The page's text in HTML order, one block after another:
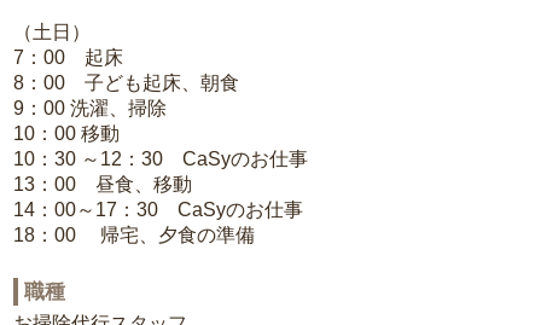
（土日）
7：00 起床
8：00 子ども起床、朝食
9：00 洗濯、掃除
10：00 移動
10：30 ～12：30 CaSyのお仕事
13：00 昼食、移動
14：00～17：30 CaSyのお仕事
18：00 帰宅、夕食の準備
職種